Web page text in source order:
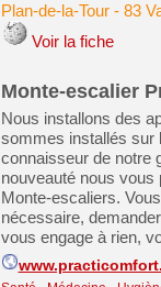
Plan-de-la-Tour- 83
Voir la fiche
Monte-escalier
Nous installons des
sommes installés sur
connaisseur de notre
nouveauté nous vous
Monte-escaliers.
nécessaire,
vous engage à rien,